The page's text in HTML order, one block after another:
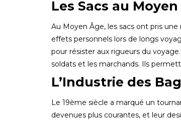
Les Sacs au
Au Moyen Âge, les sacs ont pris
effets personnels lors de longs
pour résister aux rigueurs du
soldats et les marchands. Ils
L’Industrie des
Le 19ème siècle a marqué un
devenues plus courantes, et leur